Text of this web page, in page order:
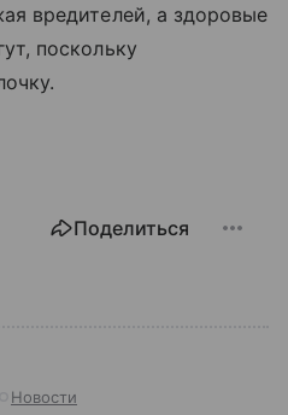
вредителей, а здоровые
поскольку
Поделиться
Новости